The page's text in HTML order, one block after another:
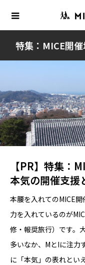
特集：MICE開
支援と
【PR】特集：
本気の開催支援
本腰を入れてのMICE
力を入れているのが
修・報奨旅行）です。
多いなか、MとIに注力
に「本気」の表れとい